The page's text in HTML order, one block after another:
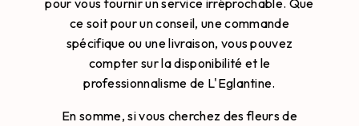
ce soit pour un conseil, une commande
spécifique ou une livraison, vous pouvez
compter sur la disponibilité et le
professionnalisme de L'Eglantine.
En somme, si vous cherchez des fleurs de